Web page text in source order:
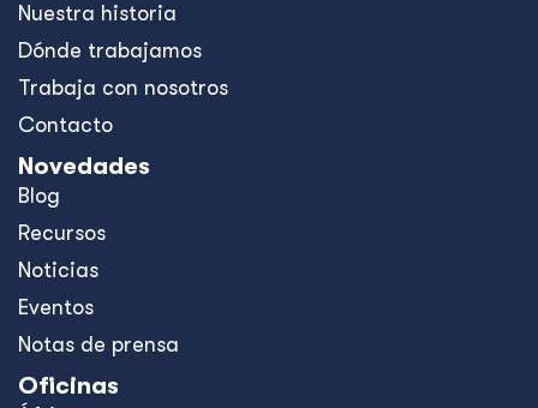
Nuestra historia
Dónde trabajamos
Trabaja con nosotros
Contacto
Novedades
Blog
Recursos
Noticias
Eventos
Notas de prensa
Oficinas